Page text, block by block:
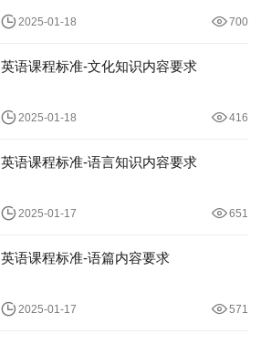
2025-01-18 700
英语课程标准-文化知识内容要求
2025-01-18 416
英语课程标准-语言知识内容要求
2025-01-17 651
英语课程标准-语篇内容要求
2025-01-17 571